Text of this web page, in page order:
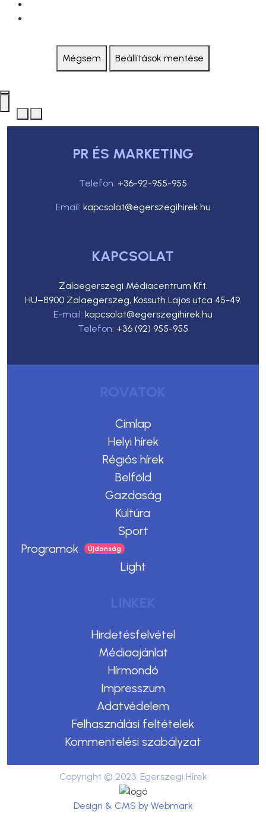
Mégsem Beállítások mentése
PR ÉS MARKETING
Telefon: +36-92-955-955
Email: kapcsolat@egerszegihirek.hu
KAPCSOLAT
Zalaegerszegi Médiacentrum Kft.
HU–8900 Zalaegerszeg, Kossuth Lajos utca 45-49.
E-mail: kapcsolat@egerszegihirek.hu
Telefon: +36 (92) 955-955
ROVATOK
Címlap
Helyi hírek
Régiós hírek
Belföld
Gazdaság
Kultúra
Sport
Programok
Light
LINKEK
Hirdetésfelvétel
Médiaajánlat
Hírmondó
Impresszum
Adatvédelem
Felhasználási feltételek
Kommentelési szabályzat
Copyright © 2023. Egerszegi Hírek
Design & CMS by Webmark